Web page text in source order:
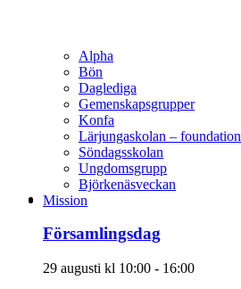
Alpha
Bön
Daglediga
Gemenskapsgrupper
Konfa
Lärjungaskolan – foundation
Söndagsskolan
Ungdomsgrupp
Björkenäsveckan
Mission
Församlingsdag
29 augusti kl 10:00 - 16:00